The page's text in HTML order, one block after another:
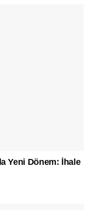
Yeni Dönem: İhale